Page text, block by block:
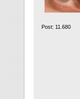
Post: 11.680